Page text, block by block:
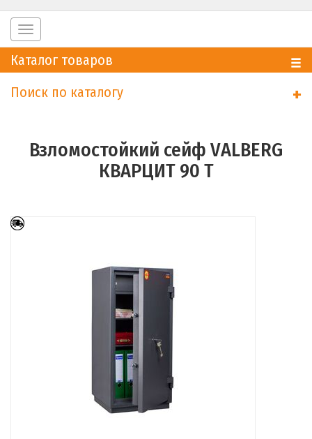
Toggle
navigation
Каталог товаров
Поиск по каталогу
+
Взломостойкий сейф VALBERG
КВАРЦИТ 90 Т